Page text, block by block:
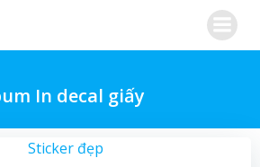
content
In decal giấy